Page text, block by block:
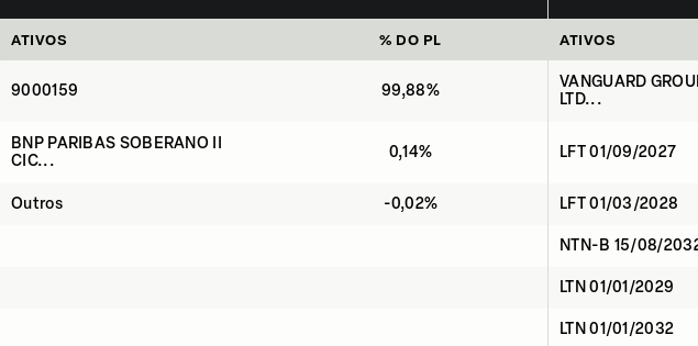
ATIVOS % DO PL ATIVOS
9000159 99,88%
VANGUARD
LTD...
BNP PARIBAS SOBERANO II
CIC...
0,14% LFT 01/09/2027
Outros -0,02% LFT 01/03/2028
NTN-B 15/08/
LTN 01/01/2029
LTN 01/01/2032